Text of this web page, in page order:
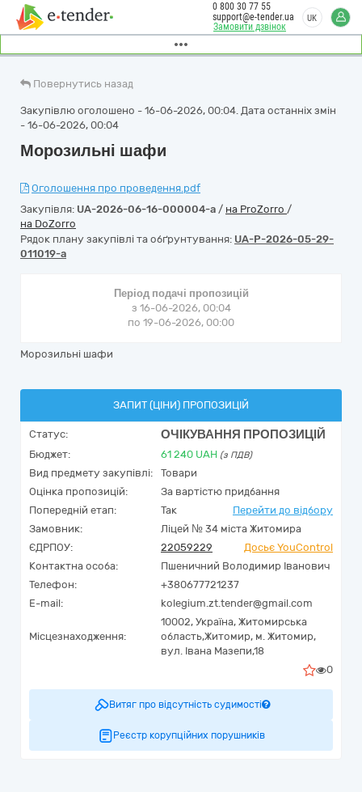
Замовити дзвінок
0 800 30 77 55
support@e-tender.ua
UK
Повернутись назад
Закупівлю оголошено - 16-06-2026, 00:04. Дата останніх змін
- 16-06-2026, 00:04
Морозильні шафи
Оголошення про проведення.pdf
Закупівля: UA-2026-06-16-000004-a / на ProZorro /
на DoZorro
Рядок плану закупівлі та обґрунтування: UA-P-2026-05-29-
011019-a
Період подачі пропозицій
з 16-06-2026, 00:04
по 19-06-2026, 00:00
Морозильні шафи
ЗАПИТ (ЦІНИ) ПРОПОЗИЦІЙ
Статус: ОЧІКУВАННЯ ПРОПОЗИЦІЙ
Бюджет: 61 240 UAH (з ПДВ)
Вид предмету закупівлі:
Товари
Оцінка пропозицій:
За вартістю придбання
Попередній етап:
Так
Перейти до відбору
Замовник:
Ліцей № 34 міста Житомира
ЄДРПОУ:
22059229
Досьє YouControl
Контактна особа:
Пшеничний Володимир Іванович
Телефон:
+380677721237
E-mail:
kolegium.zt.tender@gmail.com
Місцезнаходження:
10002, Україна, Житомирська
область,Житомир, м. Житомир,
вул. Івана Мазепи,18
0
Витяг про відсутність судимості
Реєстр корупційних порушників